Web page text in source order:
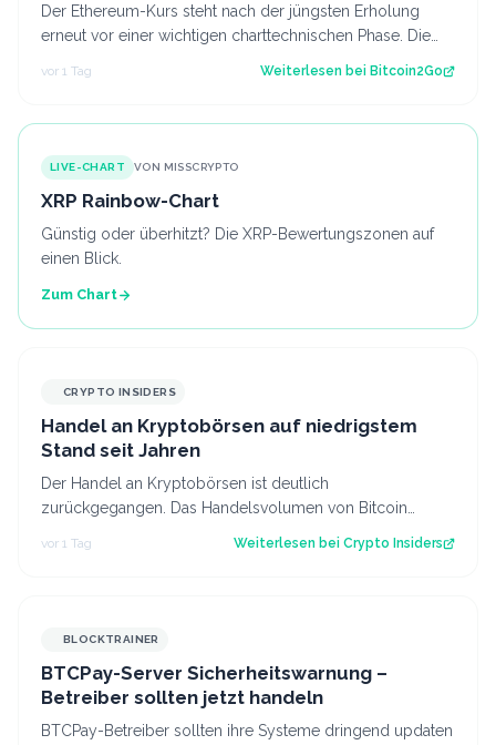
Der Ethereum-Kurs steht nach der jüngsten Erholung
erneut vor einer wichtigen charttechnischen Phase. Die
vor 1 Tag Weiterlesen bei Bitcoin2Go
LIVE-CHART VON MISSCRYPTO
XRP Rainbow-Chart
Günstig oder überhitzt? Die XRP-Bewertungszonen auf
einen Blick.
Zum Chart
CRYPTO INSIDERS
Handel an Kryptobörsen auf niedrigstem
Stand seit Jahren
Der Handel an Kryptobörsen ist deutlich
zurückgegangen. Das Handelsvolumen von Bitcoin
vor 1 Tag Weiterlesen bei Crypto Insiders
BLOCKTRAINER
BTCPay-Server Sicherheitswarnung –
Betreiber sollten jetzt handeln
BTCPay-Betreiber sollten ihre Systeme dringend updaten